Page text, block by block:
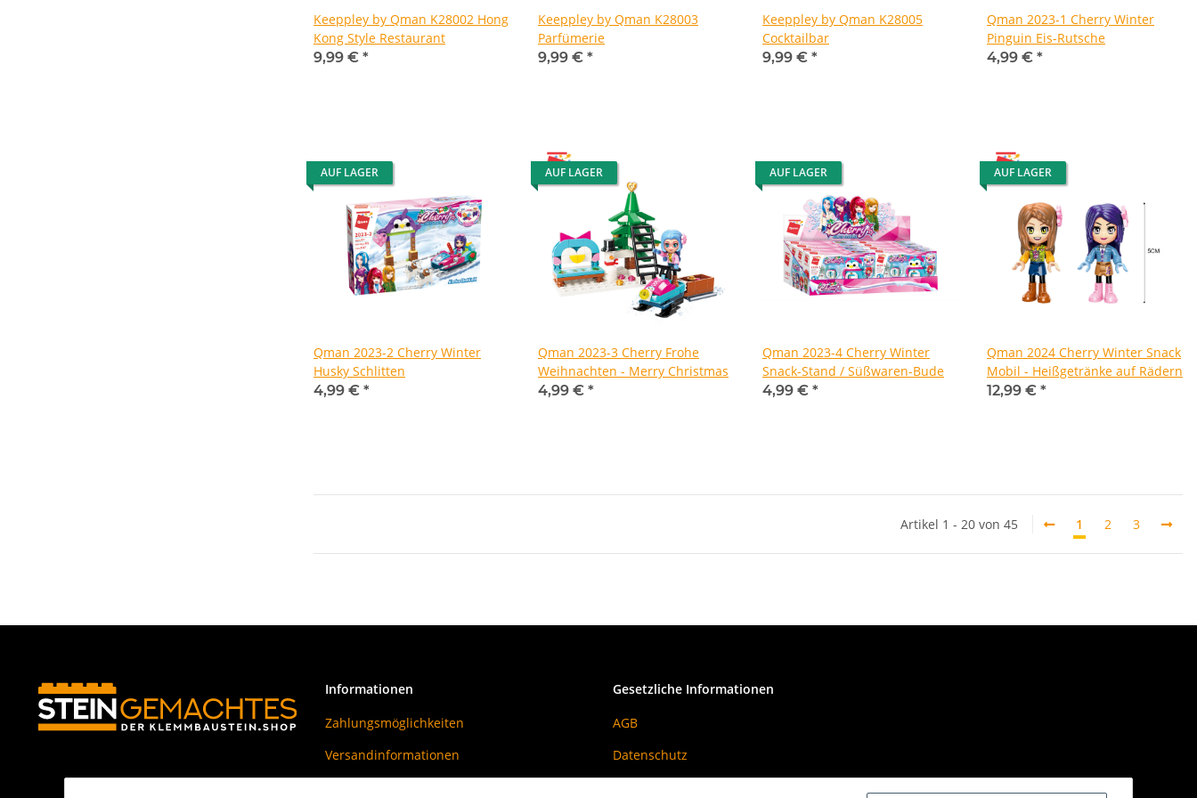
Keeppley by Qman K28002 Hong
Kong Style Restaurant
9,99 € *
Keeppley by Qman K28003
Parfümerie
9,99 € *
Keeppley by Qman K28005
Cocktailbar
9,99 € *
Qman 2023-1 Cherry Winter
Pinguin Eis-Rutsche
4,99 € *
AUF LAGER
Qman 2023-2 Cherry Winter
Husky Schlitten
4,99 € *
AUF LAGER
Qman 2023-3 Cherry Frohe
Weihnachten - Merry Christmas
4,99 € *
AUF LAGER
Qman 2023-4 Cherry Winter
Snack-Stand / Süßwaren-Bude
4,99 € *
AUF LAGER
Qman 2024 Cherry Winter Snack
Mobil - Heißgetränke auf Rädern
12,99 € *
Artikel 1 - 20 von 45 1 2 3
Informationen
Zahlungsmöglichkeiten
Versandinformationen
Gesetzliche Informationen
AGB
Datenschutz